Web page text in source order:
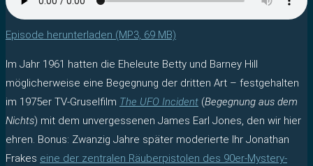
Episode herunterladen (MP3, 69 MB)
Im Jahr 1961 hatten die Eheleute Betty und Barney Hill
möglicherweise eine Begegnung der dritten Art – festgehalten
im 1975er TV-Gruselfilm The UFO Incident (Begegnung aus dem
Nichts) mit dem unvergessenen James Earl Jones, den wir hier
ehren. Bonus: Zwanzig Jahre später moderierte Ihr Jonathan
Frakes eine der zentralen Räuberpistolen des 90er-Mystery-